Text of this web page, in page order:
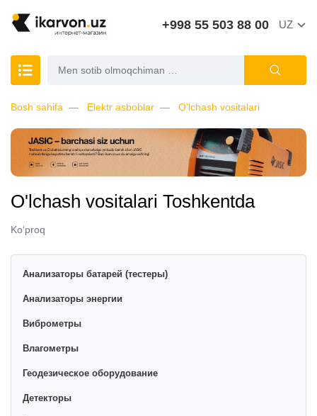
+998 55 503 88 00 UZ
Bosh sahifa Elektr asboblar O'lchash vositalari
O'lchash vositalari Toshkentda
Ko‘proq
Анализаторы батарей (тестеры)
Анализаторы энергии
Виброметры
Влагометры
Геодезическое оборудование
Детекторы